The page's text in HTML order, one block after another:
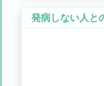
発病しない人と